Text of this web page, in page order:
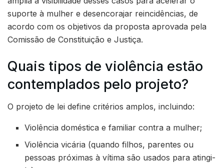
suporte à mulher e desencorajar reincidências, de
acordo com os objetivos da proposta aprovada pela
Comissão de Constituição e Justiça.
Quais tipos de violência estão
contemplados pelo projeto?
O projeto de lei define critérios amplos, incluindo:
Violência doméstica e familiar contra a mulher;
Violência vicária (quando filhos, parentes ou
pessoas próximas à vítima são usados para atingi-